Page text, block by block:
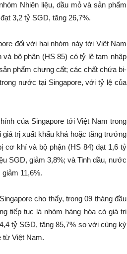
Nhiên liệu, dầu mỏ và sản phẩm
3,2 tỷ SGD, tăng 26,7%.
đối với hai nhóm này tới Việt Nam
bộ phận (HS 85) có tỷ lệ tạm nhập
phẩm chưng cất; các chất chứa bi-
nước tại Singapore, với tỷ lệ của
của Singapore tới Việt Nam trong
trị xuất khẩu khá hoặc tăng trưởng
cơ khí và bộ phận (HS 84) đạt 1,6 tỷ
SGD, giảm 3,8%; và Tinh dầu, nước
11,6%.
cho thấy, trong 09 tháng đầu
tiếp tục là nhóm hàng hóa có giá trị
tỷ SGD, tăng 85,7% so với cùng kỳ
từ Việt Nam.